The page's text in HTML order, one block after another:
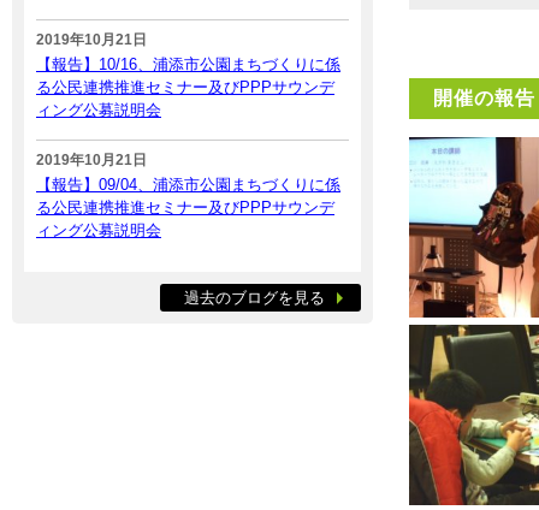
開催の報告
2019年10月21日
【報告】10/16、浦添市公園まちづくりに係
る公民連携推進セミナー及びPPPサウンデ
ィング公募説明会
2019年10月21日
【報告】09/04、浦添市公園まちづくりに係
る公民連携推進セミナー及びPPPサウンデ
ィング公募説明会
過去のブログを見る